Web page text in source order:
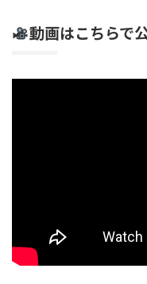
動画はこちらで